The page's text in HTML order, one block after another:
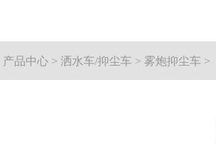
产品中心 >洒水车/抑尘车 > 雾炮抑尘车 >